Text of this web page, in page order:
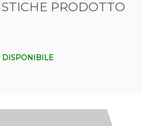
PRODOTTO
DISPONIBILE